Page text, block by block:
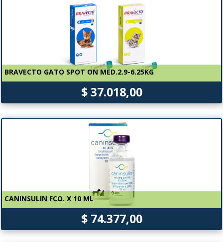
BRAVECTO GATO SPOT ON MED.2.9-6.25KG
$ 37.018,00
CANINSULIN FCO. X 10 ML
$ 74.377,00